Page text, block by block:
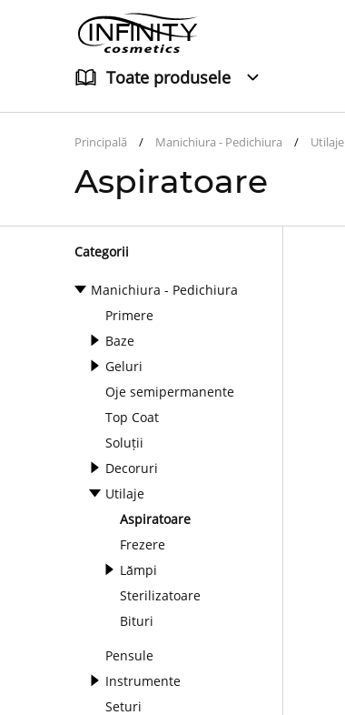
Toate produsele
Principală Manichiura - Pedichiura Utilaje
Aspiratoare
Categorii
Manichiura - Pedichiura
Primere
Baze
Geluri
Oje semipermanente
Top Coat
Soluții
Decoruri
Utilaje
Aspiratoare
Frezere
Lămpi
Sterilizatoare
Bituri
Pensule
Instrumente
Seturi